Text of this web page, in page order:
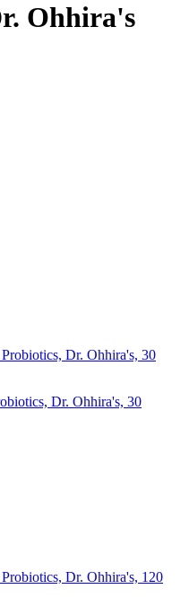
Ohhira's
Dr. Ohhira's, 30